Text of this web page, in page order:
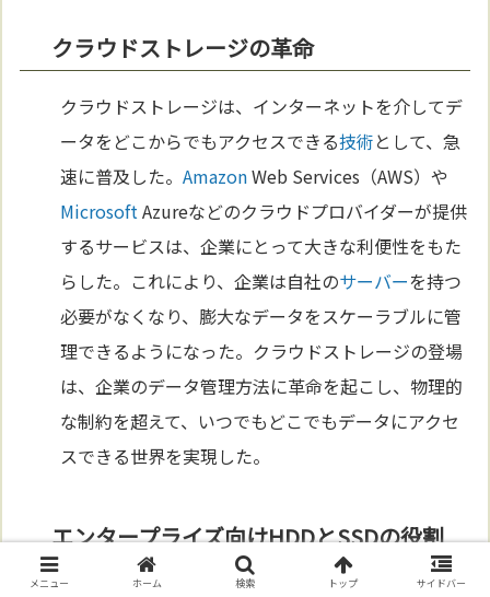
クラウドストレージの革命
クラウドストレージは、インターネットを介してデ
ータをどこからでもアクセスできる技術として、急
速に普及した。AmazonWeb Services（AWS）や
Microsoft Azureなどのクラウドプロバイダーが提供
するサービスは、企業にとって大きな利便性をもた
らした。これにより、企業は自社のサーバーを持つ
必要がなくなり、膨大なデータをスケーラブルに管
理できるようになった。クラウドストレージの登場
は、企業のデータ管理方法に革命を起こし、物理的
な制約を超えて、いつでもどこでもデータにアクセ
スできる世界を実現した。
エンタープライズ向けHDDとSSDの役割
メニュー ホーム 検索 トップ サイドバー